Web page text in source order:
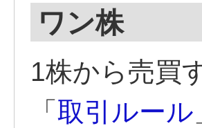
ワン株
1株から売買
「 取引ルール